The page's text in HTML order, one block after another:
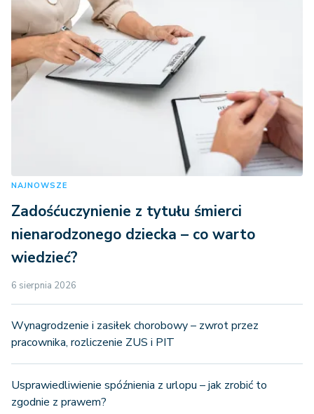
NAJNOWSZE
Zadośćuczynienie z tytułu śmierci
nienarodzonego dziecka – co warto
wiedzieć?
6 sierpnia 2026
Wynagrodzenie i zasiłek chorobowy – zwrot przez
pracownika, rozliczenie ZUS i PIT
Usprawiedliwienie spóźnienia z urlopu – jak zrobić to
zgodnie z prawem?